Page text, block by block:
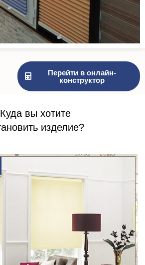
Перейти в онлайн-
конструктор
Куда вы хотите
изделие?